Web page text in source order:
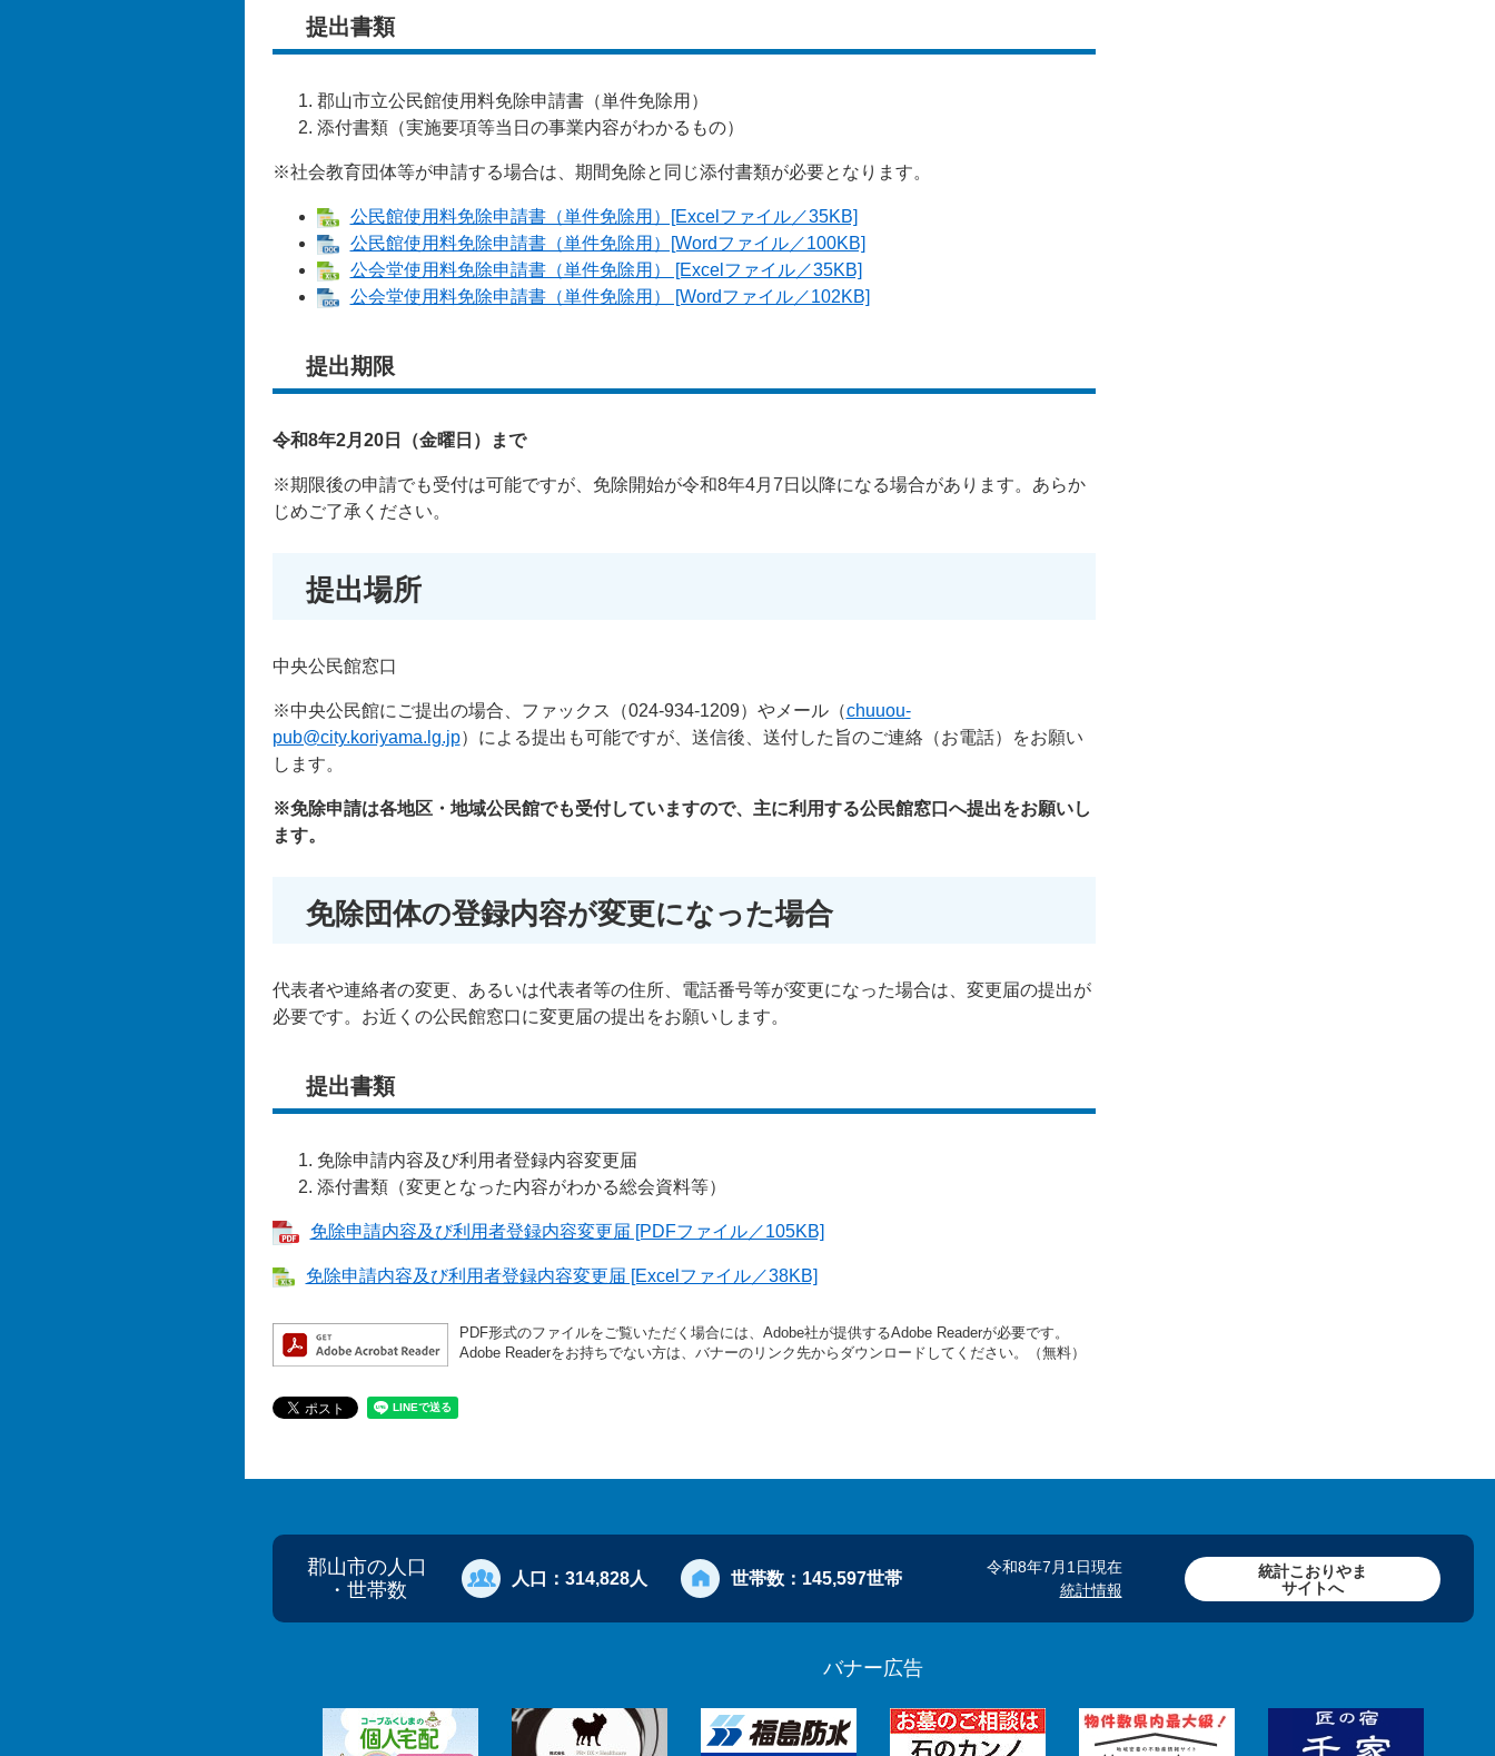
提出書類
郡山市立公民館使用料免除申請書（単件免除用）
添付書類（実施要項等当日の事業内容がわかるもの）
※社会教育団体等が申請する場合は、期間免除と同じ添付書類が必要となります。
公民館使用料免除申請書（単件免除用）[Excelファイル／35KB]
公民館使用料免除申請書（単件免除用）[Wordファイル／100KB]
公会堂使用料免除申請書（単件免除用） [Excelファイル／35KB]
公会堂使用料免除申請書（単件免除用） [Wordファイル／102KB]
提出期限
令和8年2月20日（金曜日）まで
※期限後の申請でも受付は可能ですが、免除開始が令和8年4月7日以降になる場合があります。あらか
じめご了承ください。
提出場所
中央公民館窓口
※中央公民館にご提出の場合、ファックス（024-934-1209）やメール（chuuou-
pub@city.koriyama.lg.jp）による提出も可能ですが、送信後、送付した旨のご連絡（お電話）をお願い
します。
※免除申請は各地区・地域公民館でも受付していますので、主に利用する公民館窓口へ提出をお願いし
ます。
免除団体の登録内容が変更になった場合
代表者や連絡者の変更、あるいは代表者等の住所、電話番号等が変更になった場合は、変更届の提出が
必要です。お近くの公民館窓口に変更届の提出をお願いします。
提出書類
免除申請内容及び利用者登録内容変更届
添付書類（変更となった内容がわかる総会資料等）
免除申請内容及び利用者登録内容変更届 [PDFファイル／105KB]
免除申請内容及び利用者登録内容変更届 [Excelファイル／38KB]
PDF形式のファイルをご覧いただく場合には、Adobe社が提供するAdobe Readerが必要です。
Adobe Readerをお持ちでない方は、バナーのリンク先からダウンロードしてください。（無料）
郡山市の人口
・世帯数
人口： 314,828人 世帯数： 145,597世帯
令和8年7月1日現在
統計情報
統計こおりやま
サイトへ
バナー広告